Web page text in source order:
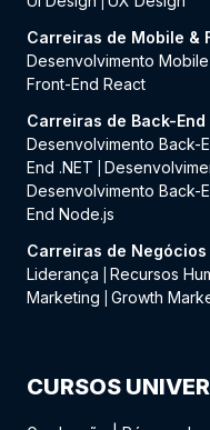
Carreiras de Mobile &
Desenvolvimento
Front-End React
Carreiras de Back-End
Desenvolvimento Back-
End .NET
Desenvolvimento Back-
End Node.js
Carreiras de Negócios
Liderança
Recursos
Marketing
Growth
CURSOS